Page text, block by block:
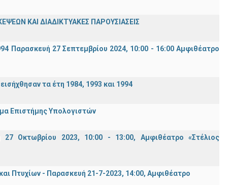
ΚΑΙ ΔΙΑΔΙΚΤΥΑΚΕΣ ΠΑΡΟΥΣΙΑΣΕΙΣ
Παρασκευή 27 Σεπτεμβρίου 2024, 10:00 - 16:00 Αμφιθέατρο
τα έτη 1984, 1993 και 1994
Επιστήμης Υπολογιστών
Οκτωβρίου 2023, 10:00 - 13:00, Αμφιθέατρο «Στέλιος
Πτυχίων - Παρασκευή 21-7-2023, 14:00, Αμφιθέατρο